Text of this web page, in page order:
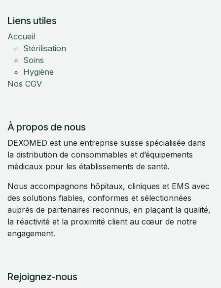
Liens utiles
Accueil
Stérilisation
Soins
Hygiène
Nos CGV
À propos de nous
DEXOMED est une entreprise suisse spécialisée dans
la distribution de consommables et d’équipements
médicaux pour les établissements de santé.
Nous accompagnons hôpitaux, cliniques et EMS avec
des solutions fiables, conformes et sélectionnées
auprès de partenaires reconnus, en plaçant la qualité,
la réactivité et la proximité client au cœur de notre
engagement.
Rejoignez-nous